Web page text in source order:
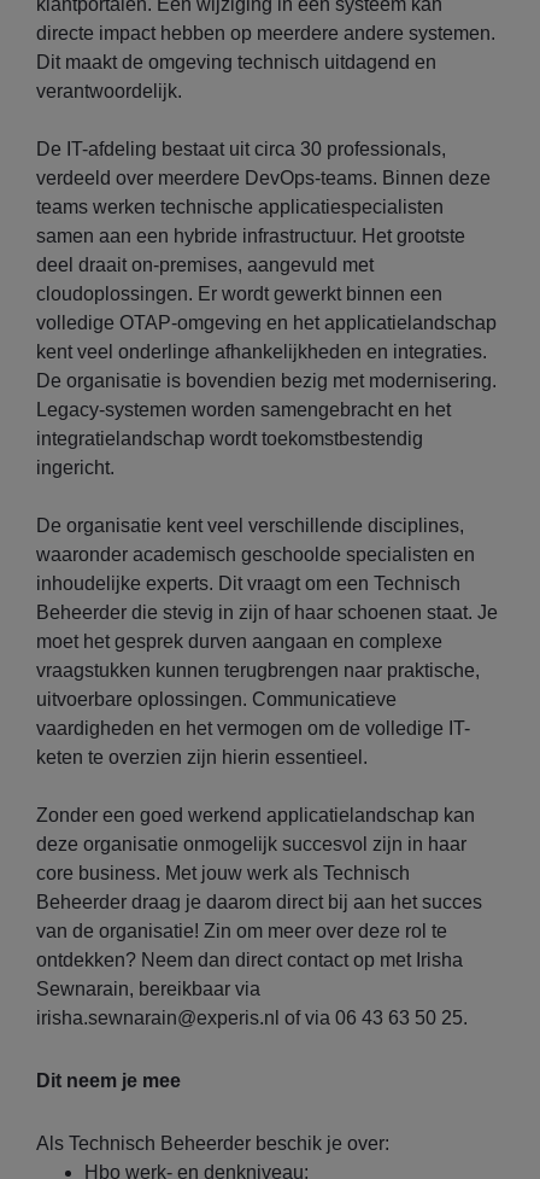
directe impact hebben op meerdere andere systemen.
Dit maakt de omgeving technisch uitdagend en
verantwoordelijk.
De IT-afdeling bestaat uit circa 30 professionals,
verdeeld over meerdere DevOps-teams. Binnen deze
teams werken technische applicatiespecialisten
samen aan een hybride infrastructuur. Het grootste
deel draait on-premises, aangevuld met
cloudoplossingen. Er wordt gewerkt binnen een
volledige OTAP-omgeving en het applicatielandschap
kent veel onderlinge afhankelijkheden en integraties.
De organisatie is bovendien bezig met modernisering.
Legacy-systemen worden samengebracht en het
integratielandschap wordt toekomstbestendig
ingericht.
De organisatie kent veel verschillende disciplines,
waaronder academisch geschoolde specialisten en
inhoudelijke experts. Dit vraagt om een Technisch
Beheerder die stevig in zijn of haar schoenen staat. Je
moet het gesprek durven aangaan en complexe
vraagstukken kunnen terugbrengen naar praktische,
uitvoerbare oplossingen. Communicatieve
vaardigheden en het vermogen om de volledige IT-
keten te overzien zijn hierin essentieel.
Zonder een goed werkend applicatielandschap kan
deze organisatie onmogelijk succesvol zijn in haar
core business. Met jouw werk als Technisch
Beheerder draag je daarom direct bij aan het succes
van de organisatie! Zin om meer over deze rol te
ontdekken? Neem dan direct contact op met Irisha
Sewnarain, bereikbaar via
irisha.sewnarain@experis.nl of via 06 43 63 50 25.
Dit neem je mee
Als Technisch Beheerder beschik je over:
Hbo werk- en denkniveau;